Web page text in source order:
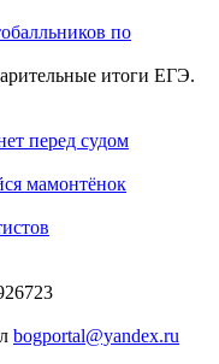
по
итоги ЕГЭ.
перед судом
мамонтёнок
bogportal@yandex.ru